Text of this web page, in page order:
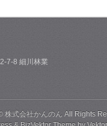
7-8 細川林業
株式会社かんのん All Rights